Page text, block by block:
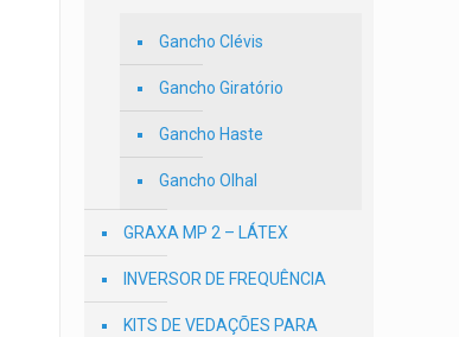
Gancho Clévis
Gancho Giratório
Gancho Haste
Gancho Olhal
GRAXA MP 2 – LÁTEX
INVERSOR DE FREQUÊNCIA
KITS DE VEDAÇÕES PARA